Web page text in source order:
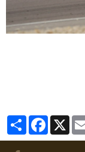
PartagerFacebook
X